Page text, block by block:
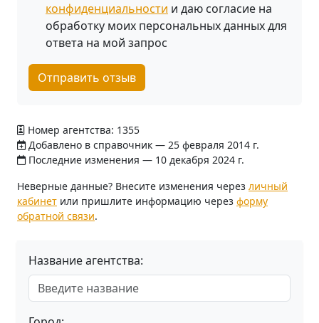
конфиденциальности и даю согласие на
обработку моих персональных данных для
ответа на мой запрос
Отправить отзыв
Номер агентства: 1355
Добавлено в справочник — 25 февраля 2014 г.
Последние изменения — 10 декабря 2024 г.
Неверные данные? Внесите изменения через личный
кабинет или пришлите информацию через форму
обратной связи.
Название агентства: